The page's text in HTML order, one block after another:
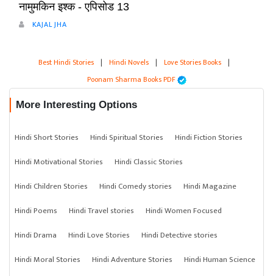
नामुमकिन इश्क - एपिसोड 13
KAJAL JHA
Best Hindi Stories | Hindi Novels | Love Stories Books |
Poonam Sharma Books PDF
More Interesting Options
Hindi Short Stories Hindi Spiritual Stories
Hindi Fiction Stories
Hindi Motivational Stories
Hindi Classic Stories
Hindi Children Stories
Hindi Comedy stories
Hindi Magazine
Hindi Poems
Hindi Travel stories
Hindi Women Focused
Hindi Drama
Hindi Love Stories
Hindi Detective stories
Hindi Moral Stories
Hindi Adventure Stories
Hindi Human Science